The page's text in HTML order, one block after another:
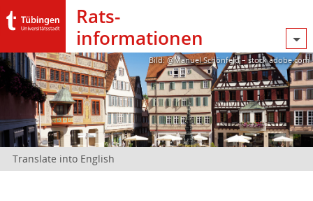
Rats­
informationen
Bild: @Manuel Schönfeld – stock.adobe.com
Translate into English